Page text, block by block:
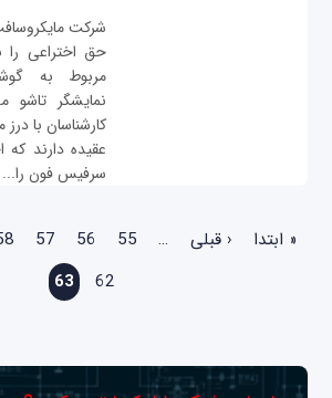
شرکت
حق اختراعی را
مربوط به
نمایشگر تاشو
کارشناسان با
عقیده دارند که
سرفیس فون را...
« ابتدا ‹ قبلی …
55
56
57
62
63